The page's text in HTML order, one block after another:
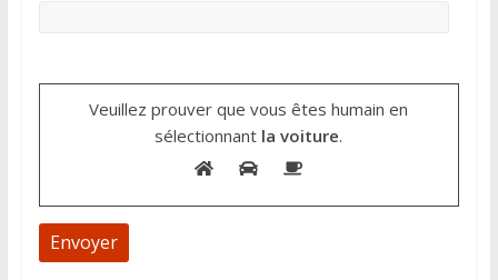
Veuillez prouver que vous êtes humain en
sélectionnant la voiture.